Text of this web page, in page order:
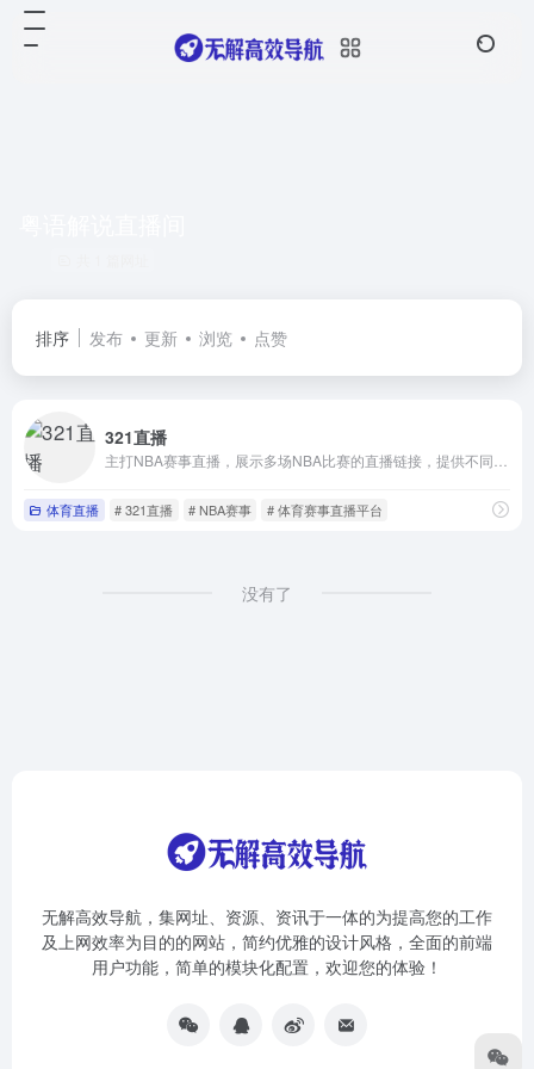
排序 发布 更新 浏览 点赞
321直播
体育直播 # 321直播 # NBA赛事 # 体育赛事直播平台
没有了
无解高效导航，集网址、资源、资讯于一体的为提高您的工作
及上网效率为目的的网站，简约优雅的设计风格，全面的前端
用户功能，简单的模块化配置，欢迎您的体验！